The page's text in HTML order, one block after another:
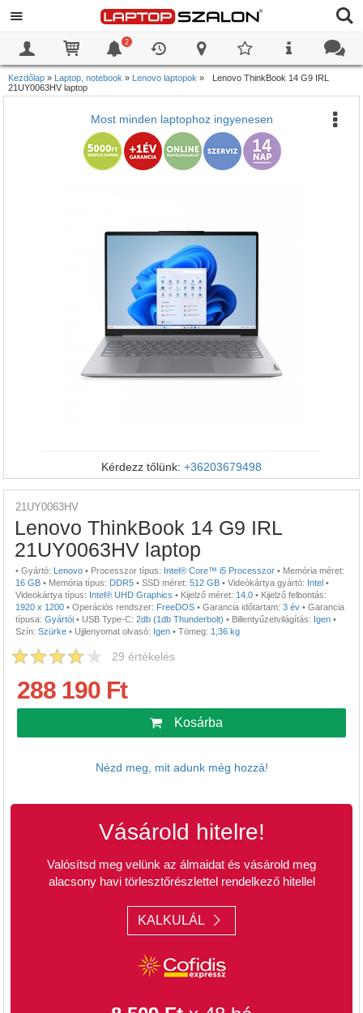
2
Kezdőlap » Laptop, notebook » Lenovo laptopok »
Lenovo ThinkBook 14 G9 IRL
21UY0063HV laptop
Most minden laptophoz ingyenesen
Kérdezz tőlünk: +36203679498
21UY0063HV
Lenovo ThinkBook 14 G9 IRL
21UY0063HV laptop
• Gyártó: Lenovo • Processzor típus: Intel® Core™ i5 Processzor • Memória méret:
16 GB • Memória típus: DDR5 • SSD méret: 512 GB • Videókártya gyártó: Intel •
Videokártya típus: Intel® UHD Graphics • Kijelző méret: 14.0 • Kijelző felbontás:
1920 x 1200 • Operációs rendszer: FreeDOS • Garancia időtartam: 3 év • Garancia
típusa: Gyártói • USB Type-C: 2db (1db Thunderbolt) • Billentyűzetvilágítás: Igen •
Szín: Szürke • Ujjlenyomat olvasó: Igen • Tömeg: 1,36 kg
29 értékelés
288 190 Ft
Kosárba
Nézd meg, mit adunk még hozzá!
Vásárold hitelre!
Valósítsd meg velünk az álmaidat és vásárold meg
alacsony havi törlesztőrészlettel rendelkező hitellel
KALKULÁL
0
0